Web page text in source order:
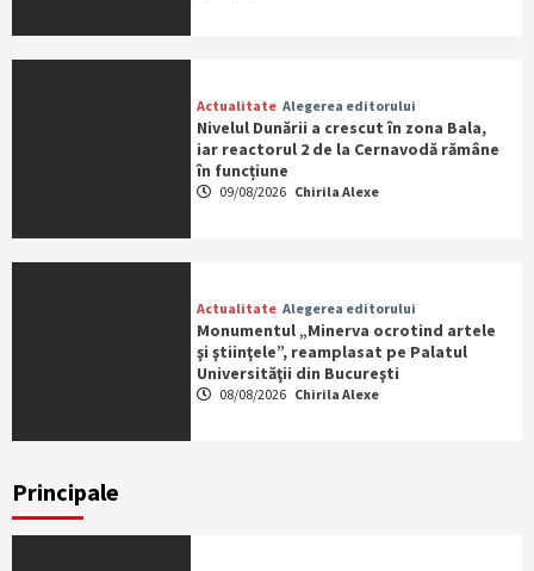
Actualitate Alegerea editorului
Nivelul Dunării a crescut în zona Bala,
iar reactorul 2 de la Cernavodă rămâne
în funcțiune
09/08/2026 Chirila Alexe
Actualitate Alegerea editorului
Monumentul „Minerva ocrotind artele
şi ştiinţele”, reamplasat pe Palatul
Universităţii din Bucureşti
08/08/2026 Chirila Alexe
Principale